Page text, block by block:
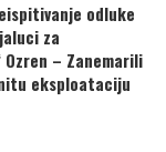
odluke
za
Ozren – Zanemarili
eksploataciju